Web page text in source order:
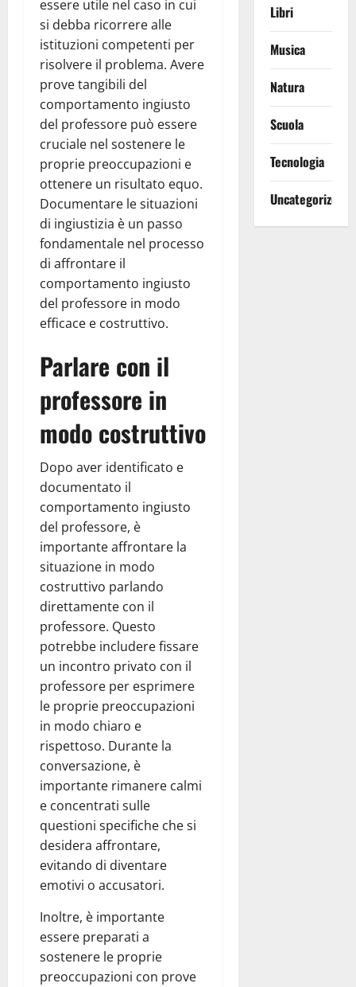
essere utile nel caso in cui
si debba ricorrere alle
istituzioni competenti per
risolvere il problema. Avere
prove tangibili del
comportamento ingiusto
del professore può essere
cruciale nel sostenere le
proprie preoccupazioni e
ottenere un risultato equo.
Documentare le situazioni
di ingiustizia è un passo
fondamentale nel processo
di affrontare il
comportamento ingiusto
del professore in modo
efficace e costruttivo.
Parlare con il
professore in
modo costruttivo
Dopo aver identificato e
documentato il
comportamento ingiusto
del professore, è
importante affrontare la
situazione in modo
costruttivo parlando
direttamente con il
professore. Questo
potrebbe includere fissare
un incontro privato con il
professore per esprimere
le proprie preoccupazioni
in modo chiaro e
rispettoso. Durante la
conversazione, è
importante rimanere calmi
e concentrati sulle
questioni specifiche che si
desidera affrontare,
evitando di diventare
emotivi o accusatori.
Inoltre, è importante
essere preparati a
sostenere le proprie
preoccupazioni con prove
Libri
Musica
Natura
Scuola
Tecnologia
Uncategorized